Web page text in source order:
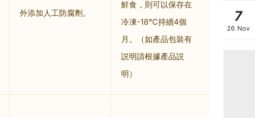
外添加人工防腐劑。
鮮食，則可以保存在
冷凍-18°C持續4個
月。（如產品包裝有
説明請根據產品説
明）
7
26 Nov